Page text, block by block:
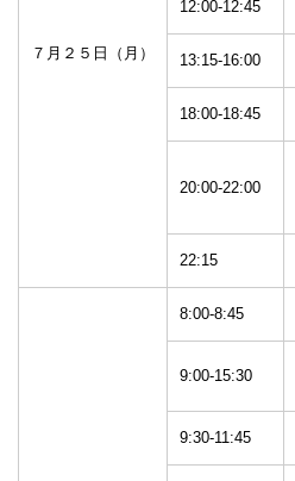
７月２５日（月）
12:00-12:45
13:15-16:00
18:00-18:45
20:00-22:00
22:15
8:00-8:45
9:00-15:30
9:30-11:45